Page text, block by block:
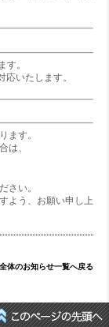
す。
いたします。
ます。
は、
さい。
よう、お願い申し上
全体のお知らせ一覧へ戻る